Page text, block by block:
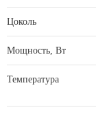
Цоколь
Мощность, Вт
Температура